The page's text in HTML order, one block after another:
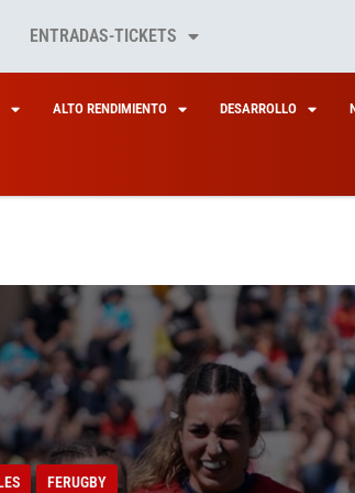
ENTRADAS-TICKETS
ALTO RENDIMIENTO DESARROLLO
FERUGBY
LAS
FERUGBY